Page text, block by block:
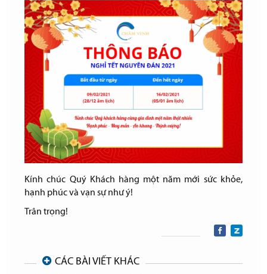
Kính chúc Quý Khách hàng một năm mới sức khỏe,
hạnh phúc và vạn sự như ý!
Trân trọng!
CÁC BÀI VIẾT KHÁC